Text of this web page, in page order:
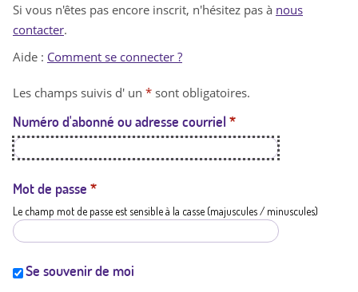
n
t
a
t
i
Si vous n'êtes pas encore inscrit, n'hésitez pas à nous
contacter.
Aide : Comment se connecter ?
Les champs suivis d' un * sont obligatoires.
Numéro d'abonné ou adresse courriel *
Mot de passe *
Le champ mot de passe est sensible à la casse (majuscules / minuscules)
Se souvenir de moi